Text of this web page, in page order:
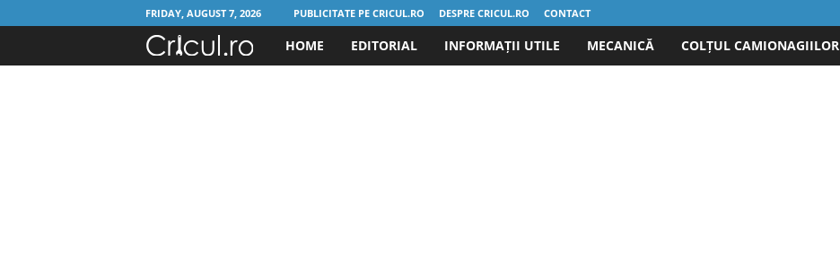
FRIDAY, AUGUST 7, 2026 PUBLICITATE PE CRICUL.RO DESPRE CRICUL.RO CONTACT
HOME EDITORIAL INFORMAȚII UTILE MECANICĂ COLȚUL CAMIONAGIILOR